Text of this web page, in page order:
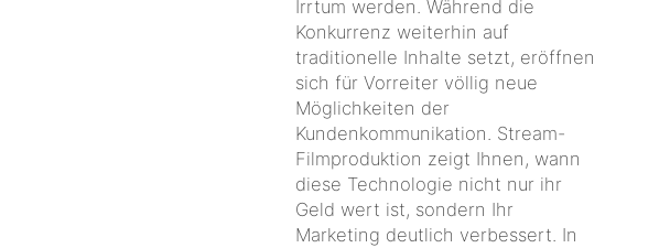
Irrtum werden. Während die
Konkurrenz weiterhin auf
traditionelle Inhalte setzt, eröffnen
sich für Vorreiter völlig neue
Möglichkeiten der
Kundenkommunikation. Stream-
Filmproduktion zeigt Ihnen, wann
diese Technologie nicht nur ihr
Geld wert ist, sondern Ihr
Marketing deutlich verbessert. In